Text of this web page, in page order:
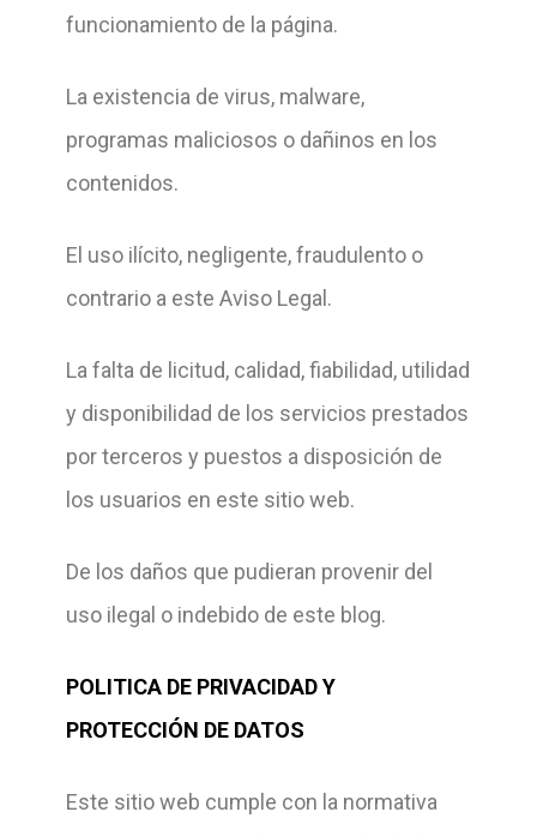
funcionamiento de la página.
La existencia de virus, malware,
programas maliciosos o dañinos en los
contenidos.
El uso ilícito, negligente, fraudulento o
contrario a este Aviso Legal.
La falta de licitud, calidad, fiabilidad, utilidad
y disponibilidad de los servicios prestados
por terceros y puestos a disposición de
los usuarios en este sitio web.
De los daños que pudieran provenir del
uso ilegal o indebido de este blog.
POLITICA DE PRIVACIDAD Y
PROTECCIÓN DE DATOS
Este sitio web cumple con la normativa